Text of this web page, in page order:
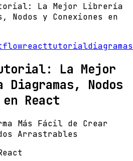
La Mejor Librería
Nodos y Conexiones en
reacttutorialdiagramas
La Mejor
Nodos
React
Más Fácil de Crear
Arrastrables